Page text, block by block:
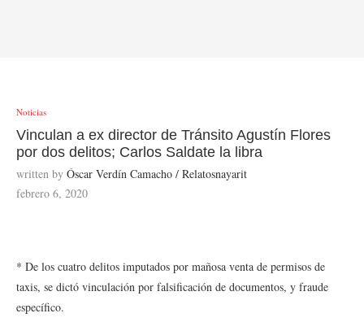
Noticias
Vinculan a ex director de Tránsito Agustín Flores
por dos delitos; Carlos Saldate la libra
written by Óscar Verdín Camacho / Relatosnayarit
febrero 6, 2020
* De los cuatro delitos imputados por mañosa venta de permisos de
taxis, se dictó vinculación por falsificación de documentos, y fraude
específico.